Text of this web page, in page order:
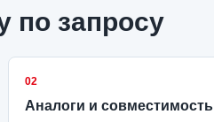
по запросу
02
Аналоги и совместимость